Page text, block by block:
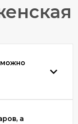
можно
а